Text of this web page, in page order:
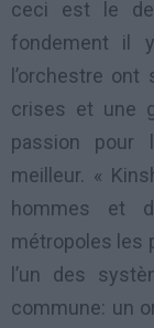
ceci est le
fondement il
l’orchestre ont
crises et une
passion pour
meilleur. «
hommes et
métropoles les
l’un des
commune: un